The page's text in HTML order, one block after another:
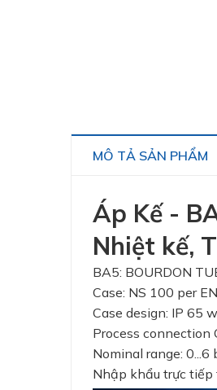
MÔ TẢ SẢN PHẨM
Áp Kế -
Nhiệt kế,
BA5: BOURDON
Case: NS 100 per
Case design: IP 65
Process connection
Nominal range: 0...6
Nhập khẩu trực tiếp